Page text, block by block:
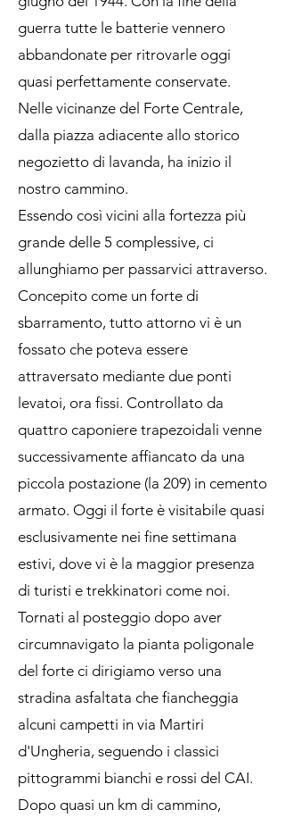
guerra tutte le batterie vennero
abbandonate per ritrovarle oggi
quasi perfettamente conservate.
Nelle vicinanze del Forte Centrale,
dalla piazza adiacente allo storico
negozietto di lavanda, ha inizio il
nostro cammino.
Essendo così vicini alla fortezza più
grande delle 5 complessive, ci
allunghiamo per passarvici attraverso.
Concepito come un forte di
sbarramento, tutto attorno vi è un
fossato che poteva essere
attraversato mediante due ponti
levatoi, ora fissi. Controllato da
quattro caponiere trapezoidali venne
successivamente affiancato da una
piccola postazione (la 209) in cemento
armato. Oggi il forte è visitabile quasi
esclusivamente nei fine settimana
estivi, dove vi è la maggior presenza
di turisti e trekkinatori come noi.
Tornati al posteggio dopo aver
circumnavigato la pianta poligonale
del forte ci dirigiamo verso una
stradina asfaltata che fiancheggia
alcuni campetti in via Martiri
d'Ungheria, seguendo i classici
pittogrammi bianchi e rossi del CAI.
Dopo quasi un km di cammino,